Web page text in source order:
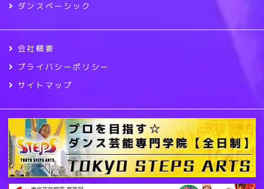
ダンスベーシック
会社概要
プライバシーポリシー
サイトマップ